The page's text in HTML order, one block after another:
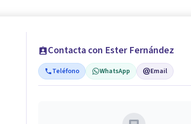
Contacta con Ester Fernández
Teléfono WhatsApp Email